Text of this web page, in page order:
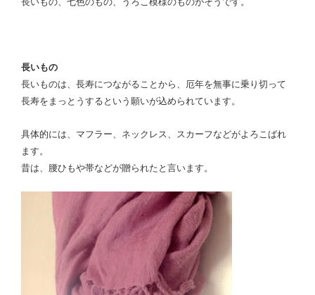
長いもの
長いものは、長寿につながることから、厄年を無事に乗り切って
長寿をまっとうするという願いが込められています。
具体的には、マフラー、ネックレス、スカーフなどがよろこばれ
ます。
昔は、腰ひもや帯などが贈られたと言います。